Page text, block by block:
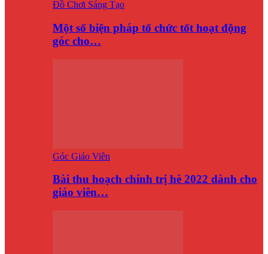
Đồ Chơi Sáng Tạo
Một số biện pháp tổ chức tốt hoạt động
góc cho…
Góc Giáo Viên
Bài thu hoạch chính trị hè 2022 dành cho
giáo viên…